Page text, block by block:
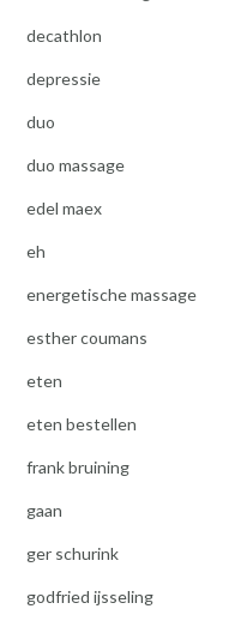
decathlon
depressie
duo
duo massage
edel maex
eh
energetische massage
esther coumans
eten
eten bestellen
frank bruining
gaan
ger schurink
godfried ijsseling